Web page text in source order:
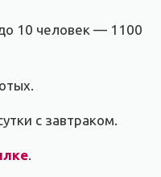
10 человек — 1100
с завтраком.
.